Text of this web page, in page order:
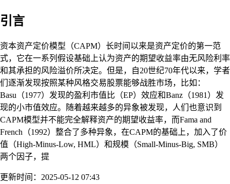
引言
资本资产定价模型（CAPM）长时间以来是资产定价的第一范
式，它在一系列假设基础上认为资产的期望收益率由无风险利率
和其承担的风险溢价所决定。但是，自20世纪70年代以来，学者
们逐渐发现按照某种风格交易股票能够战胜市场，比如：
Basu（1977）发现的盈利市值比（EP）效应和Banz（1981）发
现的小市值效应。随着越来越多的异象被发现，人们也意识到
CAPM模型并不能完全解释资产的期望收益率，而Fama and
French（1992）整合了多种异象，在CAPM的基础上，加入了价
值（High-Minus-Low, HML）和规模（Small-Minus-Big, SMB）
两个因子，提
更新时间：2025-05-12 07:43